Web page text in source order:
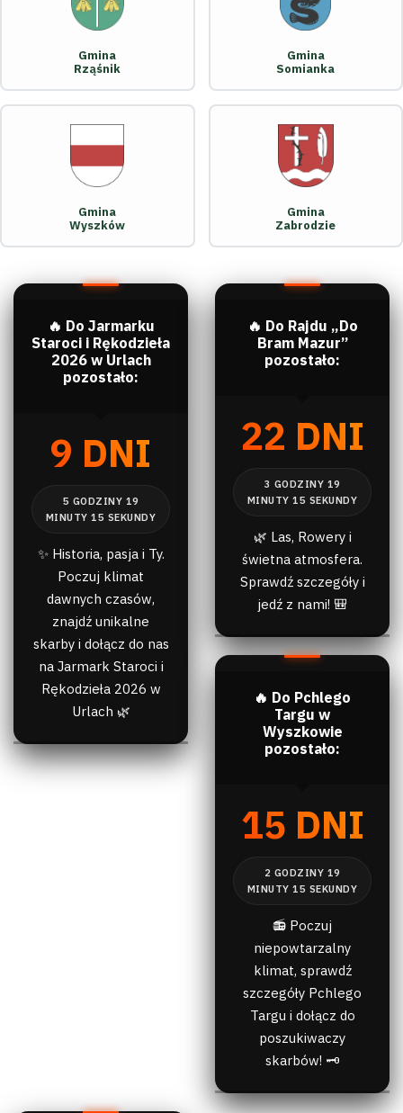
Gmina
Rząśnik
Gmina
Somianka
Gmina
Wyszków
Gmina
Zabrodzie
🔥 Do Jarmarku
Staroci i Rękodzieła
2026 w Urlach
pozostało:
9 DNI
✨ Historia, pasja i Ty.
Poczuj klimat
dawnych czasów,
znajdź unikalne
skarby i dołącz do nas
na Jarmark Staroci i
Rękodzieła 2026 w
Urlach 🌿
🔥 Do Rajdu „Do
Bram Mazur”
pozostało:
22 DNI
🌿 Las, Rowery i
świetna atmosfera.
Sprawdź szczegóły i
jedź z nami! 🎒
🔥 Do Pchlego
Targu w
Wyszkowie
pozostało:
15 DNI
📻 Poczuj
niepowtarzalny
klimat, sprawdź
szczegóły Pchlego
Targu i dołącz do
poszukiwaczy
skarbów! 🗝️